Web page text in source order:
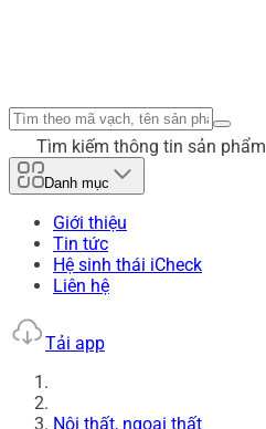
Tìm kiếm thông tin sản phẩm
Danh mục
Giới thiệu
Tin tức
Hệ sinh thái iCheck
Liên hệ
Tải app
Nội thất, ngoại thất